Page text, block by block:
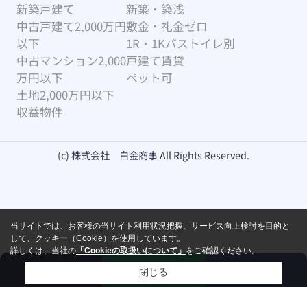
新築戸建て
中古戸建て2,000万円
以下
中古マンション2,000
万円以下
土地2,000万円以下
収益物件
新築・築浅
敷金・礼金ゼロ
1R・1Kバストイレ別
戸建て賃貸
ペット可
(c) 株式会社 白金商事 All Rights Reserved.
お問い合わせ
当サイトでは、お客様の当サイト利用状況把握、サービス向上検討を目的と
して、クッキー（Cookie）を使用しています。
詳しくは、当社の 「Cookieの取扱いについて」 をご確認ください。
閉じる